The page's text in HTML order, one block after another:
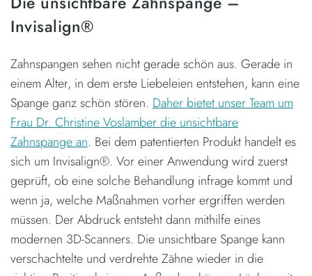
Invisalign®
Zahnspangen sehen nicht gerade schön aus. Gerade in
einem Alter, in dem erste Liebeleien entstehen, kann eine
Spange ganz schön stören. Daher bietet unser Team um
Frau Dr. Christine Voslamber die unsichtbare
Zahnspange an. Bei dem patentierten Produkt handelt es
sich um Invisalign®. Vor einer Anwendung wird zuerst
geprüft, ob eine solche Behandlung infrage kommt und
wenn ja, welche Maßnahmen vorher ergriffen werden
müssen. Der Abdruck entsteht dann mithilfe eines
modernen 3D-Scanners. Die unsichtbare Spange kann
verschachtelte und verdrehte Zähne wieder in die